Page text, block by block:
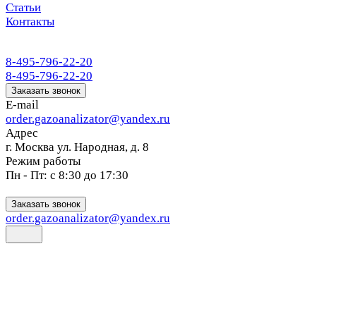
Статьи
Контакты
8-495-796-22-20
8-495-796-22-20
Заказать звонок
E-mail
order.gazoanalizator@yandex.ru
Адрес
г. Москва ул. Народная, д. 8
Режим работы
Пн - Пт: с 8:30 до 17:30
Заказать звонок
order.gazoanalizator@yandex.ru